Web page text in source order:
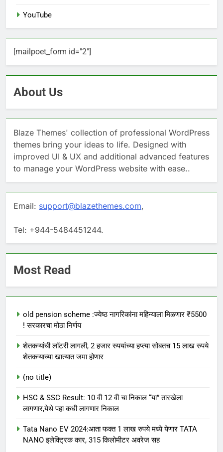
YouTube
[mailpoet_form id="2"]
About Us
Blaze Themes' collection of professional WordPress
themes bring your ideas to life. Designed with
improved UI & UX and additional advanced features
to manage your WordPress website with ease..
Email: support@blazethemes.com,
Tel: +944-5484451244.
Most Read
old pension scheme :ज्येष्ठ नागरिकांना महिन्याला मिळणार ₹5500
! सरकारचा मोठा निर्णय
शेतकऱ्यांची लॉटरी लागली, 2 हजार रुपयांच्या हप्त्या सोबतच 15 लाख रुपये
शेतकऱ्याच्या खात्यात जमा होणार
(no title)
HSC & SSC Result: 10 वी 12 वी चा निकाल “या” तारखेला
लागणार,येथे पहा कधी लागणार निकाल
Tata Nano EV 2024:आता फक्त 1 लाख रुपये मध्ये येणार TATA
NANO इलेक्ट्रिक कार, 315 किलोमीटर अवरेज सह